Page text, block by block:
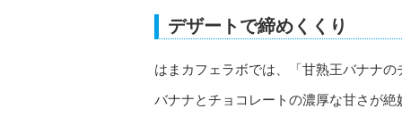
デザートで締めくくり
はまカフェラボでは、「甘熟王バナナ
バナナとチョコレートの濃厚な甘さが